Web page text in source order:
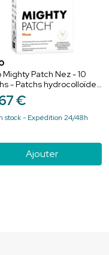
Mighty Patch Nez - 10
- Patchs hydrocolloïdes
pour le nez
€
stock - Expédition 24/48h
Ajouter